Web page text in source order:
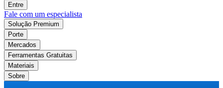
Entre
Fale com um especialista
Solução Premium
Porte
Mercados
Ferramentas Gratuitas
Materiais
Sobre